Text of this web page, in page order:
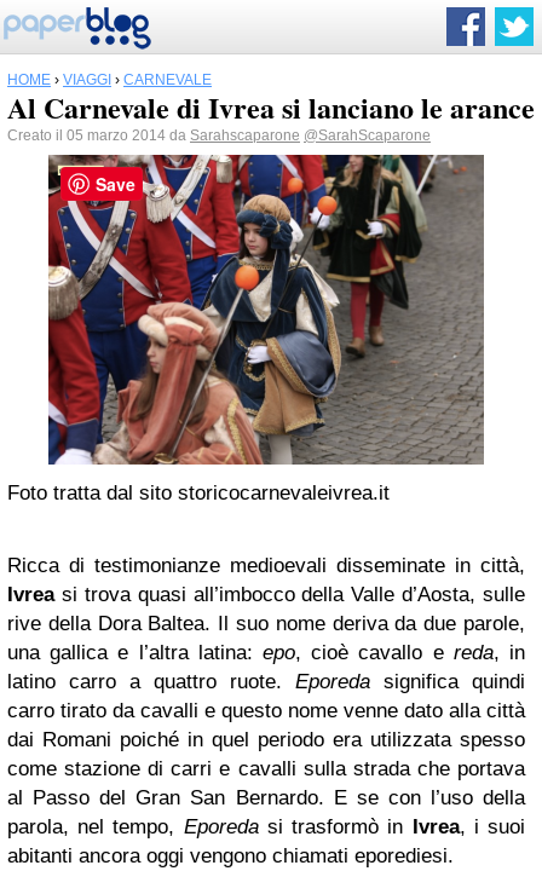
HOME › VIAGGI › CARNEVALE
Al Carnevale di Ivrea si lanciano le arance
Creato il 05 marzo 2014 da Sarahscaparone @SarahScaparone
Foto tratta dal sito storicocarnevaleivrea.it
Ricca di testimonianze medioevali disseminate in città,
Ivreasi trova quasi all’imbocco della Valle d’Aosta, sulle
rive della Dora Baltea. Il suo nome deriva da due parole,
una gallica e l’altra latina: epo, cioè cavallo e reda, in
latino carro a quattro ruote. Eporeda significa quindi
carro tirato da cavalli e questo nome venne dato alla città
dai Romani poiché in quel periodo era utilizzata spesso
come stazione di carri e cavalli sulla strada che portava
al Passo del Gran San Bernardo. E se con l’uso della
parola, nel tempo, Eporedasi trasformò in Ivrea, i suoi
abitanti ancora oggi vengono chiamati eporediesi.
Save